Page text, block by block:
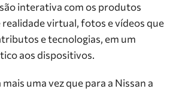
interativa com os produtos
realidade virtual, fotos e vídeos que
e tecnologias, em um
aos dispositivos.
uma vez que para a Nissan a